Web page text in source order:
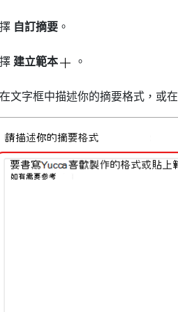
自訂摘要 。
建立範本 。
文字框中描述你的摘要格式，或在